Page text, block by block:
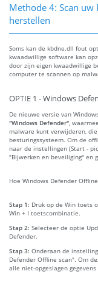
Methode 4: Scan
herstellen
Soms kan de kbdne.dll fout
kwaadwillige software kan
door zijn eigen kwaadwillige
computer te scannen op
OPTIE 1 - Windows
De nieuwe versie van
"Windows Defender" ,
malware kunt verwijderen,
besturingssysteem. Om de
naar de instellingen (Start -
"Bijwerken en beveiliging" en
Hoe Windows Defender
Stap 1: Druk op de Win toets
Win + I toetscombinatie.
Stap 2: Selecteer de optie
Defender.
Stap 3: Onderaan de
Defender Offline scan". Om
alle niet-opgeslagen